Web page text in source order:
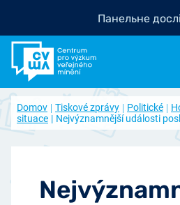
Панельне
Domov Tiskové zprávy Politické
situace
Nejvýznamnější události